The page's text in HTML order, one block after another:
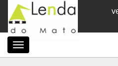
Categorias